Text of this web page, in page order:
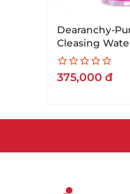
Dearanchy-
Cleasing
trang làm
375,000 đ